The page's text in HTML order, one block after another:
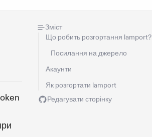
Зміст
Що робить розгортання lamport?
Посилання на джерело
Акаунти
Як розгортати lamport
Редагувати сторінку